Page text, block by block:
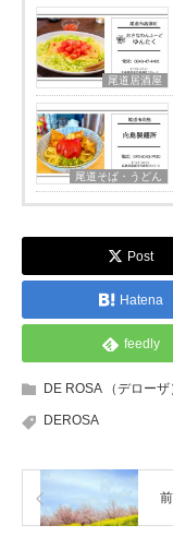
尾道居酒屋
尾道そば・うどん
Post
Hatena
feedly
DE ROSA （デローザ
DEROSA